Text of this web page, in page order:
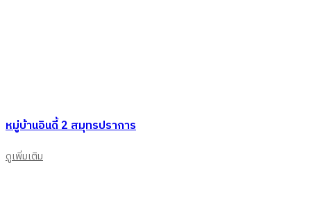
หมู่บ้านอินดี้ 2 สมุทรปราการ
ดูเพิ่มเติม